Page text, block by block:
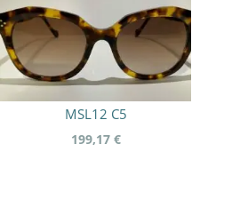
MSL12 C5
199,17 €